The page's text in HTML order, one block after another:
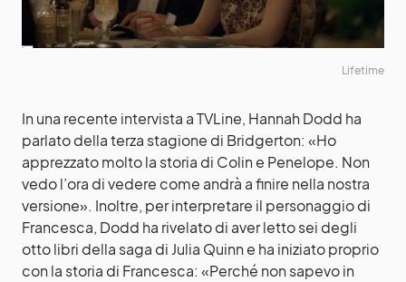
Lifetime
In una recente intervista a TVLine, Hannah Dodd ha
parlato della terza stagione di Bridgerton: «Ho
apprezzato molto la storia di Colin e Penelope. Non
vedo l’ora di vedere come andrà a finire nella nostra
versione». Inoltre, per interpretare il personaggio di
Francesca, Dodd ha rivelato di aver letto sei degli
otto libri della saga di Julia Quinn e ha iniziato proprio
con la storia di Francesca: «Perché non sapevo in